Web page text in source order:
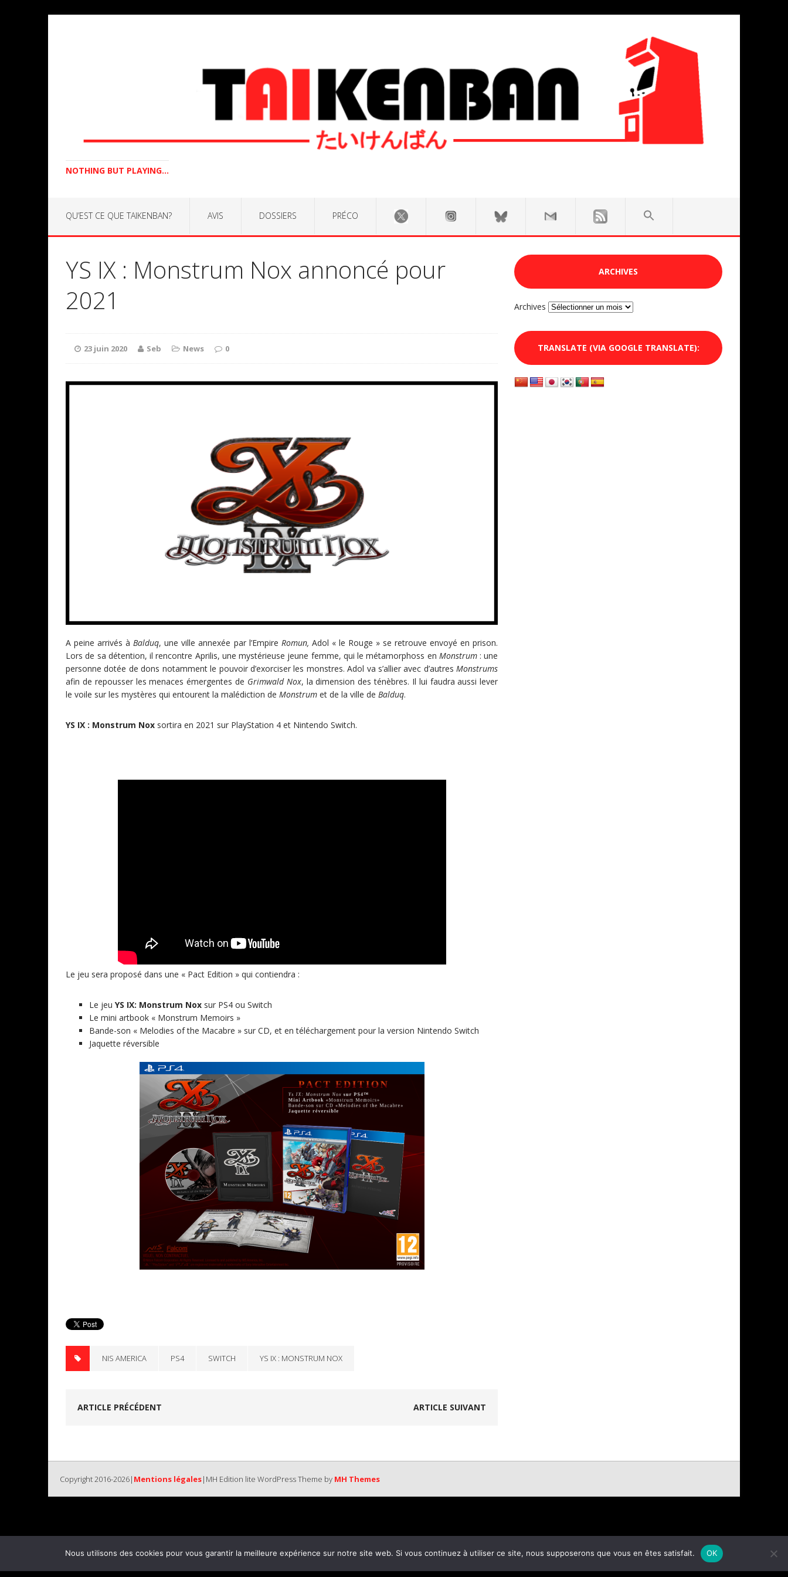
NOTHING BUT PLAYING...
QU’EST CE QUE TAIKENBAN? AVIS DOSSIERS PRÉCO
YS IX : Monstrum Nox annoncé pour
2021
23 juin 2020 Seb News 0
A peine arrivés àBalduq, une ville annexée par l’Empire Romun, Adol « le Rouge » se retrouve envoyé en prison.
Lors de sa détention, il rencontre Aprilis, une mystérieuse jeune femme, qui le métamorphoss en Monstrum: une
personne dotée de dons notamment le pouvoir d’exorciser les monstres. Adol va s’allier avec d’autresMonstrums
afin de repousser les menaces émergentes de Grimwald Nox, la dimension des ténèbres. Il lui faudra aussi lever
le voile sur les mystères qui entourent la malédiction de Monstrum et de la ville de Balduq.
YS IX : Monstrum Nox sortira en 2021 sur PlayStation 4 et Nintendo Switch.
Le jeu sera proposé dans une « Pact Edition » qui contiendra :
Le jeu YS IX: Monstrum Nox sur PS4 ou Switch
Le mini artbook « Monstrum Memoirs »
Bande-son « Melodies of the Macabre » sur CD, et en téléchargement pour la version Nintendo Switch
Jaquette réversible
NIS AMERICA PS4 SWITCH YS IX : MONSTRUM NOX
ARTICLE PRÉCÉDENT ARTICLE SUIVANT
ARCHIVES
Archives
TRANSLATE (VIA GOOGLE TRANSLATE):
Copyright 2016-2026| Mentions légales|MH Edition lite WordPress Theme by MH Themes
Nous utilisons des cookies pour vous garantir la meilleure expérience sur notre site web. Si vous continuez à utiliser ce site, nous supposerons que vous en êtes satisfait. OK